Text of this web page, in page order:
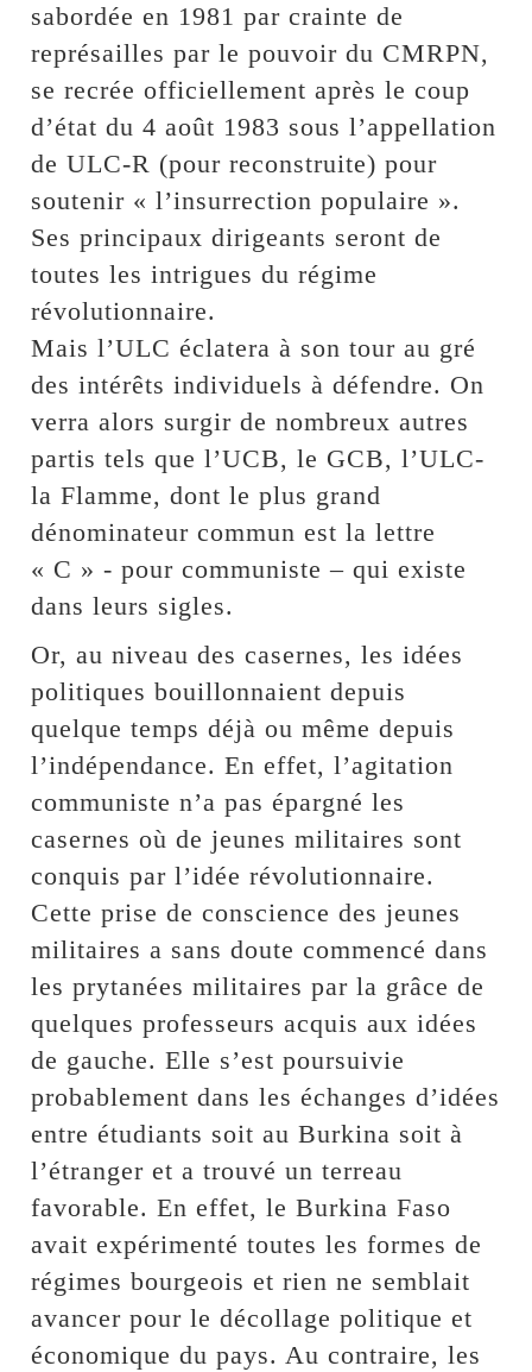
sabordée en 1981 par crainte de
représailles par le pouvoir du CMRPN,
se recrée officiellement après le coup
d’état du 4 août 1983 sous l’appellation
de ULC-R (pour reconstruite) pour
soutenir « l’insurrection populaire ».
Ses principaux dirigeants seront de
toutes les intrigues du régime
révolutionnaire.
Mais l’ULC éclatera à son tour au gré
des intérêts individuels à défendre. On
verra alors surgir de nombreux autres
partis tels que l’UCB, le GCB, l’ULC-
la Flamme, dont le plus grand
dénominateur commun est la lettre
« C » - pour communiste – qui existe
dans leurs sigles.
Or, au niveau des casernes, les idées
politiques bouillonnaient depuis
quelque temps déjà ou même depuis
l’indépendance. En effet, l’agitation
communiste n’a pas épargné les
casernes où de jeunes militaires sont
conquis par l’idée révolutionnaire.
Cette prise de conscience des jeunes
militaires a sans doute commencé dans
les prytanées militaires par la grâce de
quelques professeurs acquis aux idées
de gauche. Elle s’est poursuivie
probablement dans les échanges d’idées
entre étudiants soit au Burkina soit à
l’étranger et a trouvé un terreau
favorable. En effet, le Burkina Faso
avait expérimenté toutes les formes de
régimes bourgeois et rien ne semblait
avancer pour le décollage politique et
économique du pays. Au contraire, les